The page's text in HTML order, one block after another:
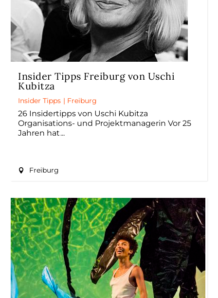
Insider Tipps Freiburg von Uschi
Kubitza
Insider Tipps | Freiburg
26 Insidertipps von Uschi Kubitza
Organisations- und Projektmanagerin Vor 25
Jahren hat
Freiburg